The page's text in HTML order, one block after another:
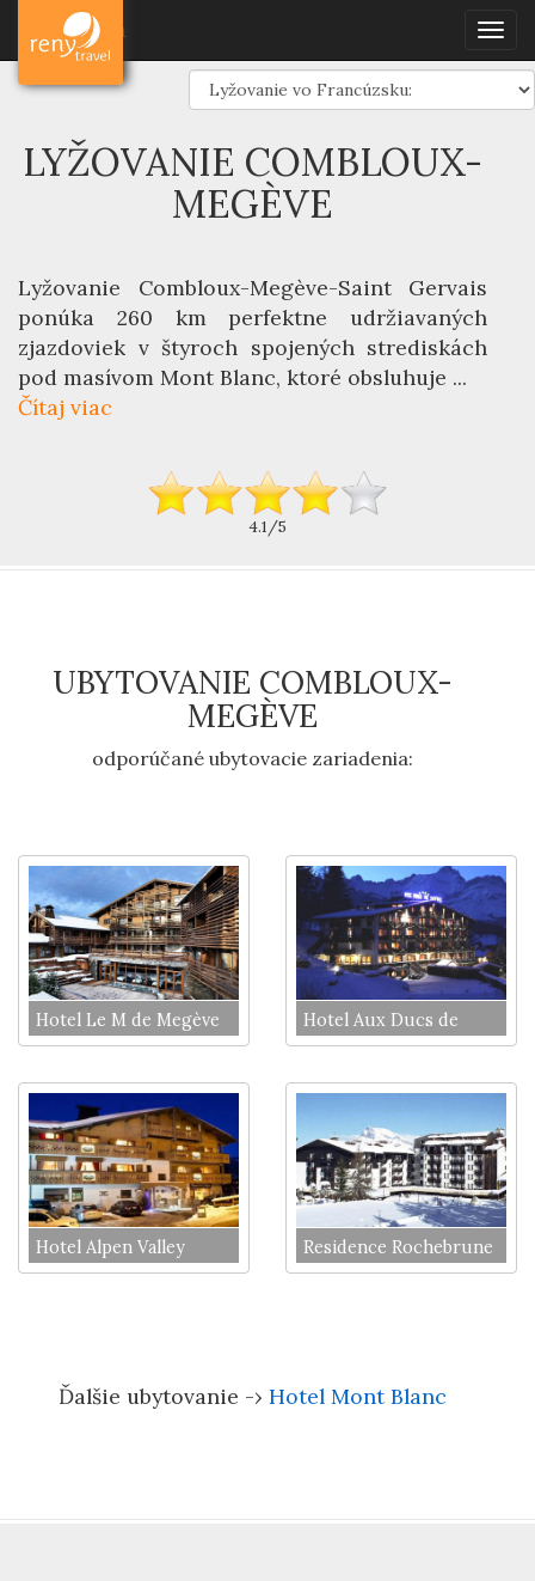
Dovolenka
Combloux-Megève
LYŽOVANIE COMBLOUX-
MEGÈVE
Lyžovanie Combloux-Megève-Saint Gervais
ponúka 260 km perfektne udržiavaných
zjazdoviek v štyroch spojených strediskách
pod masívom Mont Blanc, ktoré obsluhuje ...
Čítaj viac
4.1/5
UBYTOVANIE COMBLOUX-
MEGÈVE
odporúčané ubytovacie zariadenia:
Hotel Le M de Megève
Hotel Aux Ducs de
Savoie
Hotel Alpen Valley Residence Rochebrune
Ďalšie ubytovanie -› Hotel Mont Blanc
Dovolenka